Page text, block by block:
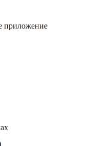
приложение